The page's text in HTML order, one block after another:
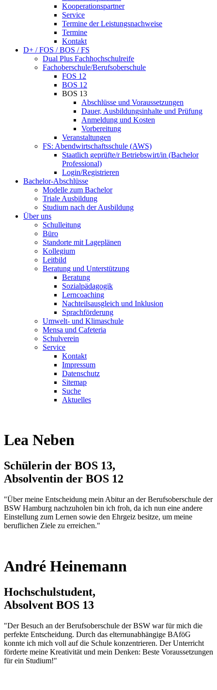
Kooperationspartner
Service
Termine der Leistungsnachweise
Termine
Kontakt
D+ / FOS / BOS / FS
Dual Plus Fachhochschulreife
Fachoberschule/Berufsoberschule
FOS 12
BOS 12
BOS 13
Abschlüsse und Voraussetzungen
Dauer, Ausbildungsinhalte und Prüfung
Anmeldung und Kosten
Vorbereitung
Veranstaltungen
FS: Abendwirtschaftsschule (AWS)
Staatlich geprüfte/r Betriebswirt/in (Bachelor
Professional)
Login/Registrieren
Bachelor-Abschlüsse
Modelle zum Bachelor
Triale Ausbildung
Studium nach der Ausbildung
Über uns
Schulleitung
Büro
Standorte mit Lageplänen
Kollegium
Leitbild
Beratung und Unterstützung
Beratung
Sozialpädagogik
Lerncoaching
Nachteilsausgleich und Inklusion
Sprachförderung
Umwelt- und Klimaschule
Mensa und Cafeteria
Schulverein
Service
Kontakt
Impressum
Datenschutz
Sitemap
Suche
Aktuelles
Lea Neben
Schülerin der BOS 13,
Absolventin der BOS 12
"Über meine Entscheidung mein Abitur an der Berufsoberschule der
BSW Hamburg nachzuholen bin ich froh, da ich nun eine andere
Einstellung zum Lernen sowie den Ehrgeiz besitze, um meine
beruflichen Ziele zu erreichen."
André Heinemann
Hochschulstudent,
Absolvent BOS 13
"Der Besuch an der Berufsoberschule der BSW war für mich die
perfekte Entscheidung. Durch das elternunabhängige BAföG
konnte ich mich voll auf die Schule konzentrieren. Der Unterricht
förderte meine Kreativität und mein Denken: Beste Voraussetzungen
für ein Studium!"